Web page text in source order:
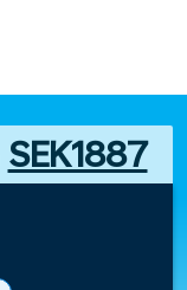
SEK1887